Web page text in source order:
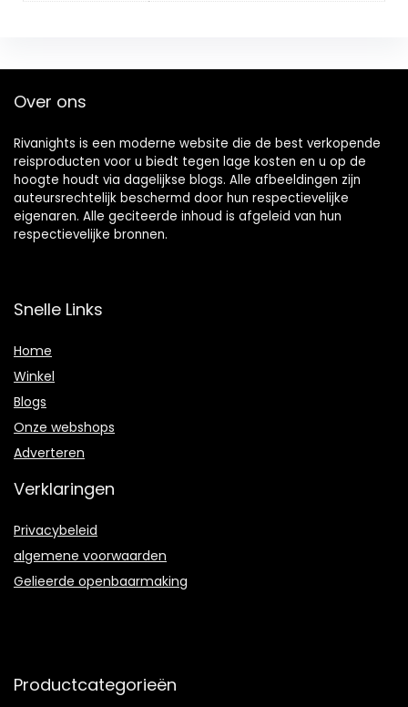
Over ons
Rivanights is een moderne website die de best verkopende
reisproducten voor u biedt tegen lage kosten en u op de
hoogte houdt via dagelijkse blogs. Alle afbeeldingen zijn
auteursrechtelijk beschermd door hun respectievelijke
eigenaren. Alle geciteerde inhoud is afgeleid van hun
respectievelijke bronnen.
Snelle Links
Home
Winkel
Blogs
Onze webshops
Adverteren
Verklaringen
Privacybeleid
algemene voorwaarden
Gelieerde openbaarmaking
Productcategorieën